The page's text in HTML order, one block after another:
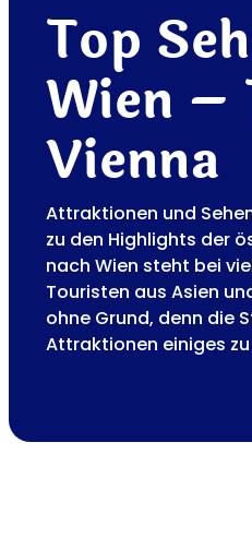
Top
Wien –
Vienna
Attraktionen und
zu den Highlights der
nach Wien steht bei
Touristen aus Asien
ohne Grund, denn die
Attraktionen einiges